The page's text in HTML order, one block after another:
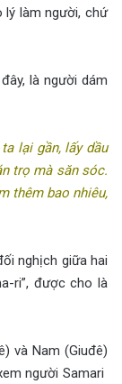
làm người, chứ
là người dám
lại gần, lấy dầu
trọ mà săn sóc.
thêm bao nhiêu,
nghịch giữa hai
ri”, được cho là
và Nam (Giuđê)
người Samari